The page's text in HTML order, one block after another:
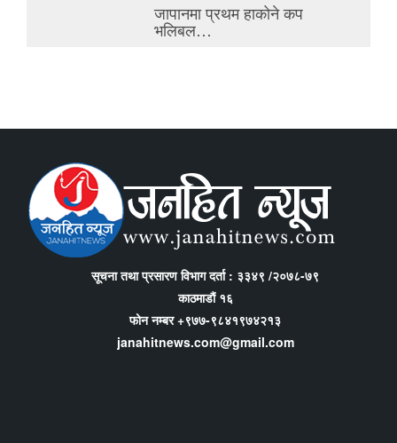
जापानमा प्रथम हाकोने कप
भलिबल…
सूचना तथा प्रसारण विभाग दर्ता : ३३४९ /२०७८-७९
काठमाडौं १६
फोन नम्बर +९७७-९८४१९७४२१३
janahitnews.com@gmail.com